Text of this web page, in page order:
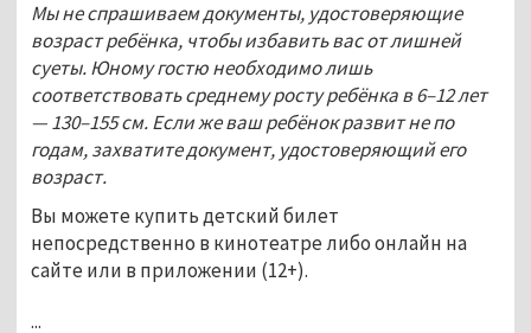
Мы не спрашиваем документы, удостоверяющие
возраст ребёнка, чтобы избавить вас от лишней
суеты. Юному гостю необходимо лишь
соответствовать среднему росту ребёнка в 6–12 лет
— 130–155 см. Если же ваш ребёнок развит не по
годам, захватите документ, удостоверяющий его
возраст.
Вы можете купить детский билет
непосредственно в кинотеатре либо онлайн на
сайте или в приложении (12+).
...